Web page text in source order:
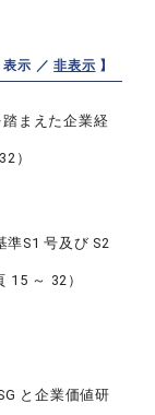
表示 ／非表示 】
まえた企業経
）
準S1 号及び S2
～ 32）
と企業価値研